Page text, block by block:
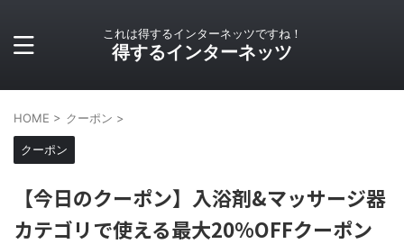
これは得するインターネッツですね！
得するインターネッツ
HOME > クーポン >
クーポン
【今日のクーポン】入浴剤&マッサージ器
カテゴリで使える最大20%OFFクーポン